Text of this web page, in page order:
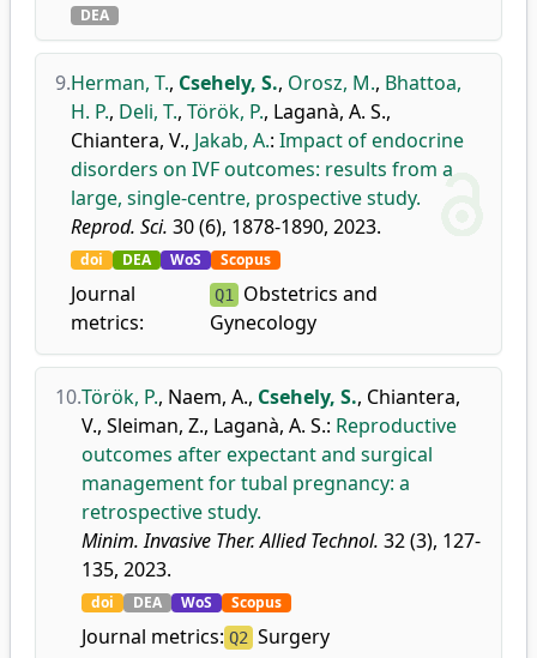
DEA
9.Herman, T., Csehely, S., Orosz, M., Bhattoa,
H. P., Deli, T., Török, P., Laganà, A. S.,
Chiantera, V., Jakab, A.: Impact of endocrine
disorders on IVF outcomes: results from a
large, single-centre, prospective study.
Reprod. Sci. 30 (6), 1878-1890, 2023.
doi DEA WoS Scopus
Journal
metrics:
Q1 Obstetrics and
Gynecology
10.Török, P., Naem, A., Csehely, S., Chiantera,
V., Sleiman, Z., Laganà, A. S.: Reproductive
outcomes after expectant and surgical
management for tubal pregnancy: a
retrospective study.
Minim. Invasive Ther. Allied Technol. 32 (3), 127-
135, 2023.
doi DEA WoS Scopus
Journal metrics: Q2 Surgery